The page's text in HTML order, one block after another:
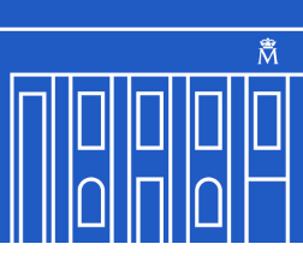
Erakutsi/Ezkutatu
Erakutsi/Ezkutatu
Erakutsi/Ezkutatu